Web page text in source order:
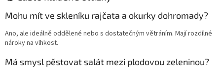
Mohu mít ve skleníku rajčata a okurky dohromady?
Ano, ale ideálně oddělené nebo s dostatečným větráním. Mají rozdílné
nároky na vlhkost.
Má smysl pěstovat salát mezi plodovou zeleninou?